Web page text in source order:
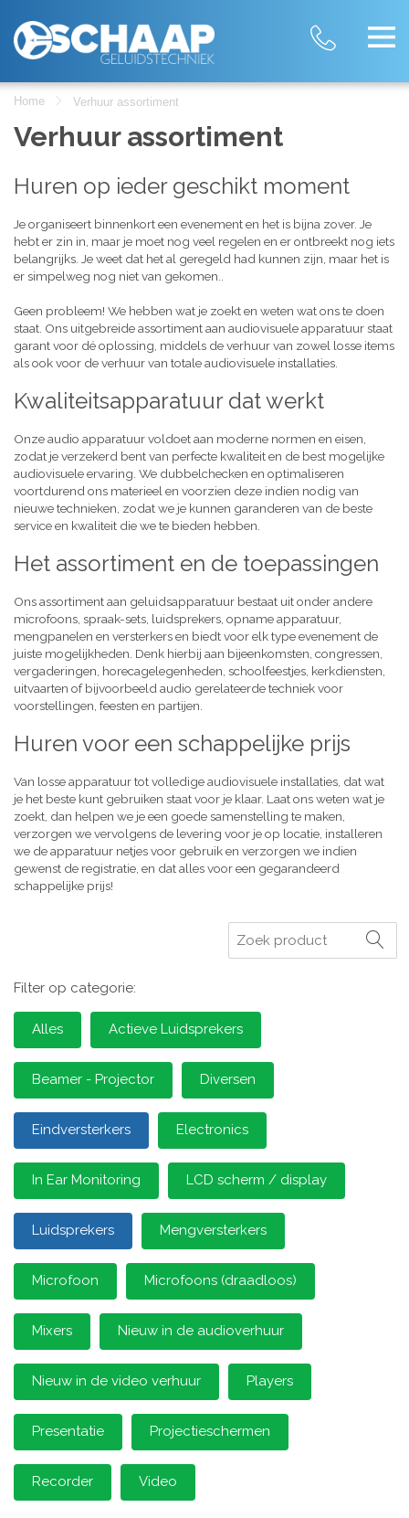
Home Verhuur assortiment
Verhuur assortiment
Huren op ieder geschikt moment
Je organiseert binnenkort een evenement en het is bijna zover. Je
hebt er zin in, maar je moet nog veel regelen en er ontbreekt nog iets
belangrijks. Je weet dat het al geregeld had kunnen zijn, maar het is
er simpelweg nog niet van gekomen..
Geen probleem! We hebben wat je zoekt en weten wat ons te doen
staat. Ons uitgebreide assortiment aan audiovisuele apparatuur staat
garant voor dé oplossing, middels de verhuur van zowel losse items
als ook voor de verhuur van totale audiovisuele installaties.
Kwaliteitsapparatuur dat werkt
Onze audio apparatuur voldoet aan moderne normen en eisen,
zodat je verzekerd bent van perfecte kwaliteit en de best mogelijke
audiovisuele ervaring. We dubbelchecken en optimaliseren
voortdurend ons materieel en voorzien deze indien nodig van
nieuwe technieken, zodat we je kunnen garanderen van de beste
service en kwaliteit die we te bieden hebben.
Het assortiment en de toepassingen
Ons assortiment aan geluidsapparatuur bestaat uit onder andere
microfoons, spraak-sets, luidsprekers, opname apparatuur,
mengpanelen en versterkers en biedt voor elk type evenement de
juiste mogelijkheden. Denk hierbij aan bijeenkomsten, congressen,
vergaderingen, horecagelegenheden, schoolfeestjes, kerkdiensten,
uitvaarten of bijvoorbeeld audio gerelateerde techniek voor
voorstellingen, feesten en partijen.
Huren voor een schappelijke prijs
Van losse apparatuur tot volledige audiovisuele installaties, dat wat
je het beste kunt gebruiken staat voor je klaar. Laat ons weten wat je
zoekt, dan helpen we je een goede samenstelling te maken,
verzorgen we vervolgens de levering voor je op locatie, installeren
we de apparatuur netjes voor gebruik en verzorgen we indien
gewenst de registratie, en dat alles voor een gegarandeerd
schappelijke prijs!
Zoeken
Filter op categorie:
Alles Actieve Luidsprekers
Beamer - Projector Diversen
Eindversterkers Electronics
In Ear Monitoring LCD scherm / display
Luidsprekers Mengversterkers
Microfoon Microfoons (draadloos)
Mixers Nieuw in de audioverhuur
Nieuw in de video verhuur Players
Presentatie Projectieschermen
Recorder Video